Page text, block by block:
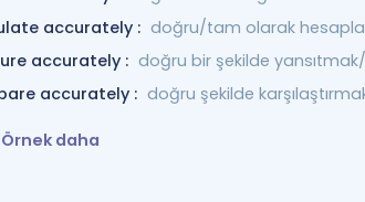
accurately : doğru/tam olarak
accurately : doğru bir şekilde
accurately : doğru şekilde
Örnek daha